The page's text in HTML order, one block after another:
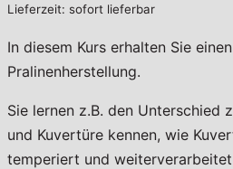
Lieferzeit: sofort lieferbar
In diesem Kurs erhalten Sie
Pralinenherstellung.
Sie lernen z.B. den Unterschied
und Kuvertüre kennen, wie
temperiert und